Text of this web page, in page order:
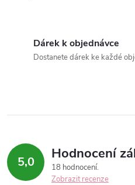
u
Dárek k objednávce
Dostanete dárek ke každé
5,0 Hodnocení
18 hodnocení
Zobrazit recenze